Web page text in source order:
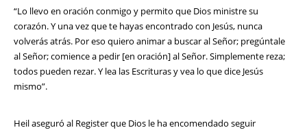
“Lo llevo en oración conmigo y permito que Dios ministre su
corazón. Y una vez que te hayas encontrado con Jesús, nunca
volverás atrás. Por eso quiero animar a buscar al Señor; pregúntale
al Señor; comience a pedir [en oración] al Señor. Simplemente reza;
todos pueden rezar. Y lea las Escrituras y vea lo que dice Jesús
mismo”.
Heil aseguró al Register que Dios le ha encomendado seguir